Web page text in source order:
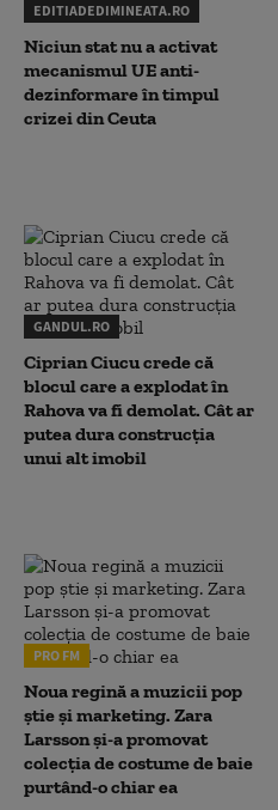
EDITIADEDIMINEATA.RO
Niciun stat nu a activat
mecanismul UE anti-
dezinformare în timpul
crizei din Ceuta
GANDUL.RO
Ciprian Ciucu crede că
blocul care a explodat în
Rahova va fi demolat. Cât ar
putea dura construcția
unui alt imobil
PRO FM
Noua regină a muzicii pop
știe și marketing. Zara
Larsson și-a promovat
colecția de costume de baie
purtând-o chiar ea